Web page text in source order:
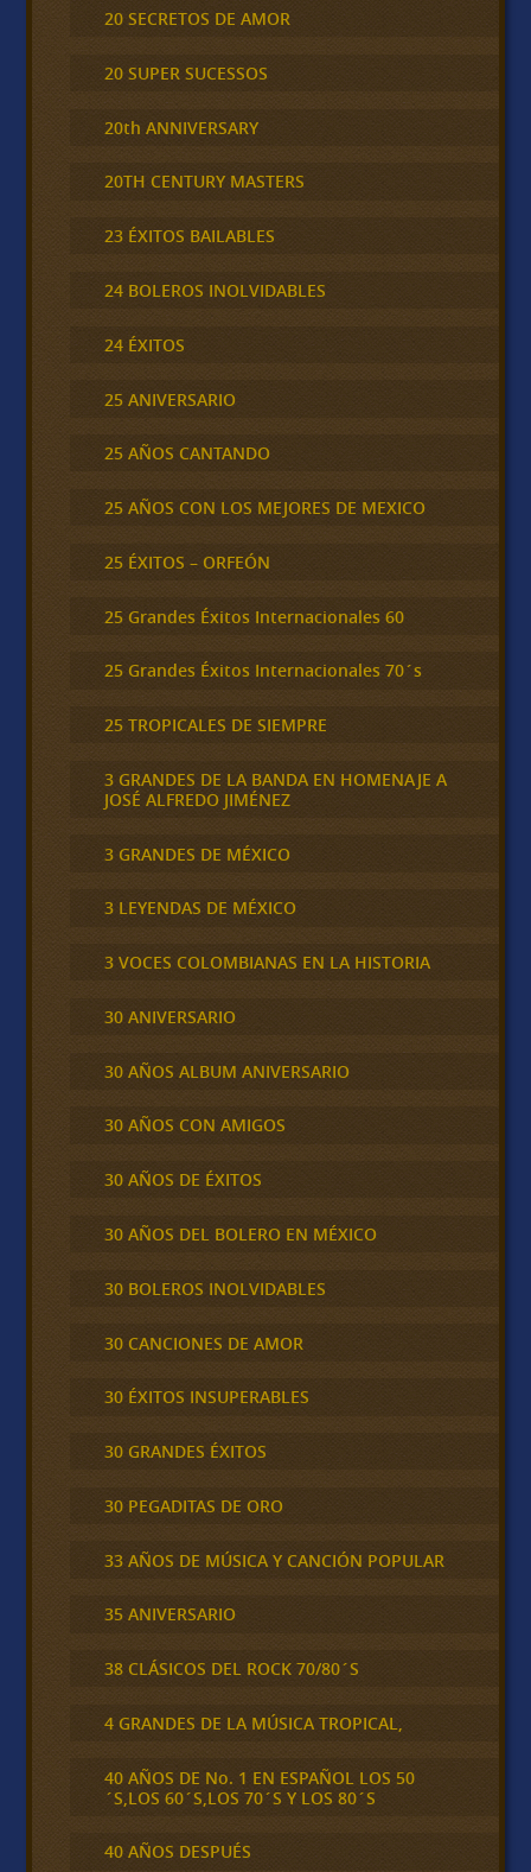
20 SECRETOS DE AMOR
20 SUPER SUCESSOS
20th ANNIVERSARY
20TH CENTURY MASTERS
23 ÉXITOS BAILABLES
24 BOLEROS INOLVIDABLES
24 ÉXITOS
25 ANIVERSARIO
25 AÑOS CANTANDO
25 AÑOS CON LOS MEJORES DE MEXICO
25 ÉXITOS – ORFEÓN
25 Grandes Éxitos Internacionales 60
25 Grandes Éxitos Internacionales 70´s
25 TROPICALES DE SIEMPRE
3 GRANDES DE LA BANDA EN HOMENAJE A
JOSÉ ALFREDO JIMÉNEZ
3 GRANDES DE MÉXICO
3 LEYENDAS DE MÉXICO
3 VOCES COLOMBIANAS EN LA HISTORIA
30 ANIVERSARIO
30 AÑOS ALBUM ANIVERSARIO
30 AÑOS CON AMIGOS
30 AÑOS DE ÉXITOS
30 AÑOS DEL BOLERO EN MÉXICO
30 BOLEROS INOLVIDABLES
30 CANCIONES DE AMOR
30 ÉXITOS INSUPERABLES
30 GRANDES ÉXITOS
30 PEGADITAS DE ORO
33 AÑOS DE MÚSICA Y CANCIÓN POPULAR
35 ANIVERSARIO
38 CLÁSICOS DEL ROCK 70/80´S
4 GRANDES DE LA MÚSICA TROPICAL,
40 AÑOS DE No. 1 EN ESPAÑOL LOS 50
´S,LOS 60´S,LOS 70´S Y LOS 80´S
40 AÑOS DESPUÉS